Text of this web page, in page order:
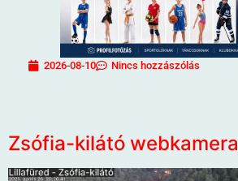
2026-08-10 Nincs hozzászólás
Zsófia-kilátó webkamera